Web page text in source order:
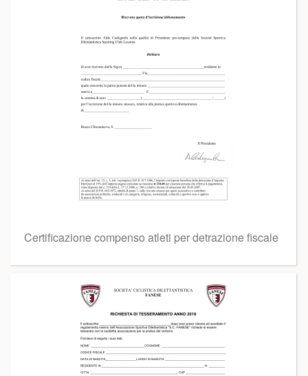
Certificazione compenso atleti per detrazione fiscale